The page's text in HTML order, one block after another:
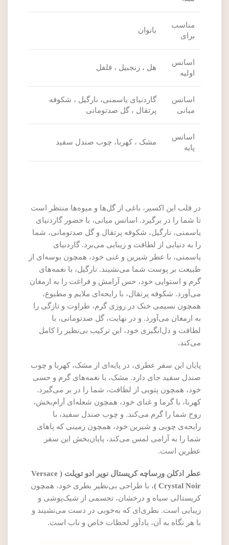
مناسب
برای
بانوان
اسانس
اولیه
هل ، زنجبیل ، فلفل
اسانس
میانی
گاردنیای یاسمنی، نارگیل ، شکوفه
پرتقال ، گل صدتومانی
اسانس
پایه
مشک ، کهربا، چوب صندل سفید
در قلب این اکسیر، باغی از گل‌ها و میوه‌ها منتظر است
تا شما را در برگیرد. اسانس میانی، با حضور گاردنیای
یاسمنی، نارگیل، شکوفه پرتقال و گل صدتومانی، شما
را به دنیایی از لطافت و زیبایی می‌برد. گاردنیای
یاسمنی، با عطر شیرین و غنی خود، همچون بوسه‌ای از
طبیعت بر پوست شما می‌نشیند. نارگیل، با نغمه‌های
گرم و استوایی خود، حس آرامش و فراغت را به ارمغان
می‌آورد. شکوفه پرتقال، با رایحه‌ای ملایم و مطبوع،
همچون نسیمی خنک در روزی گرم، طراوت و تازگی را
به ارمغان می‌آورد. و در نهایت، گل صدتومانی، با
لطافت و دل‌انگیزی خود، این ترکیب بی‌نظیر را کامل
می‌کند.
پایان این سفر عطری، در پایه‌ای از مشک، کهربا و چوب
صندل سفید جای دارد. مشک، با نغمه‌های گرم و حسی
خود، همچون پتویی از لطافت، شما را در بر می‌گیرد.
کهربا، با گرما و غنای خود، همچون شعله‌ای آرام‌بخش،
روح شما را گرم می‌کند. و چوب صندل سفید، با
رایحه‌ی چوبی و شیرین خود، همچون زمینی که پاهای
شما را به آرامی لمس می‌کند، پایان‌بخش این سفر
عطرین است.
عطر ادکلن ورساچه کریستال نویر ادو تویلت ( Versace
Crystal Noir )
، با طراحی بی‌نظیر بطری خود، همچون
کریستالی سیاه و درخشان، تجسمی از شیک‌پوشی و
زیبایی است. بطری‌ای که به‌خوبی در دست می‌نشیند و
با هر نگاه به آن، یادآور لحظات خاص و ناب است.